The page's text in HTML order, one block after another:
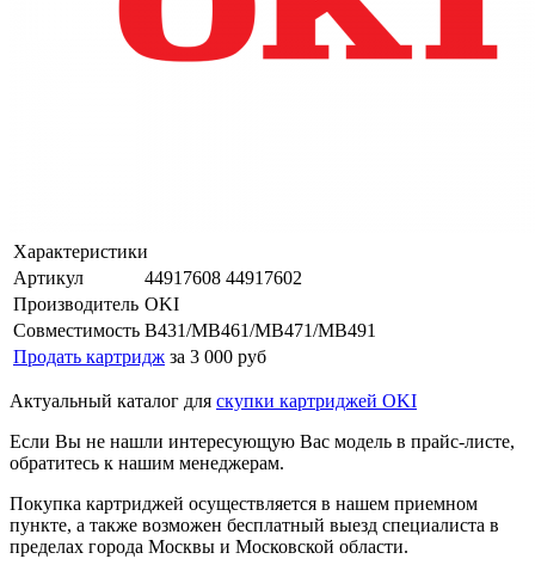
Характеристики
Артикул
44917608 44917602
Производитель OKI
Совместимость B431/MB461/MB471/MB491
Продать картридж за 3 000 руб
Актуальный каталог для скупки картриджей OKI
Если Вы не нашли интересующую Вас модель в прайс-листе,
обратитесь к нашим менеджерам.
Покупка картриджей осуществляется в нашем приемном
пункте, а также возможен бесплатный выезд специалиста в
пределах города Москвы и Московской области.